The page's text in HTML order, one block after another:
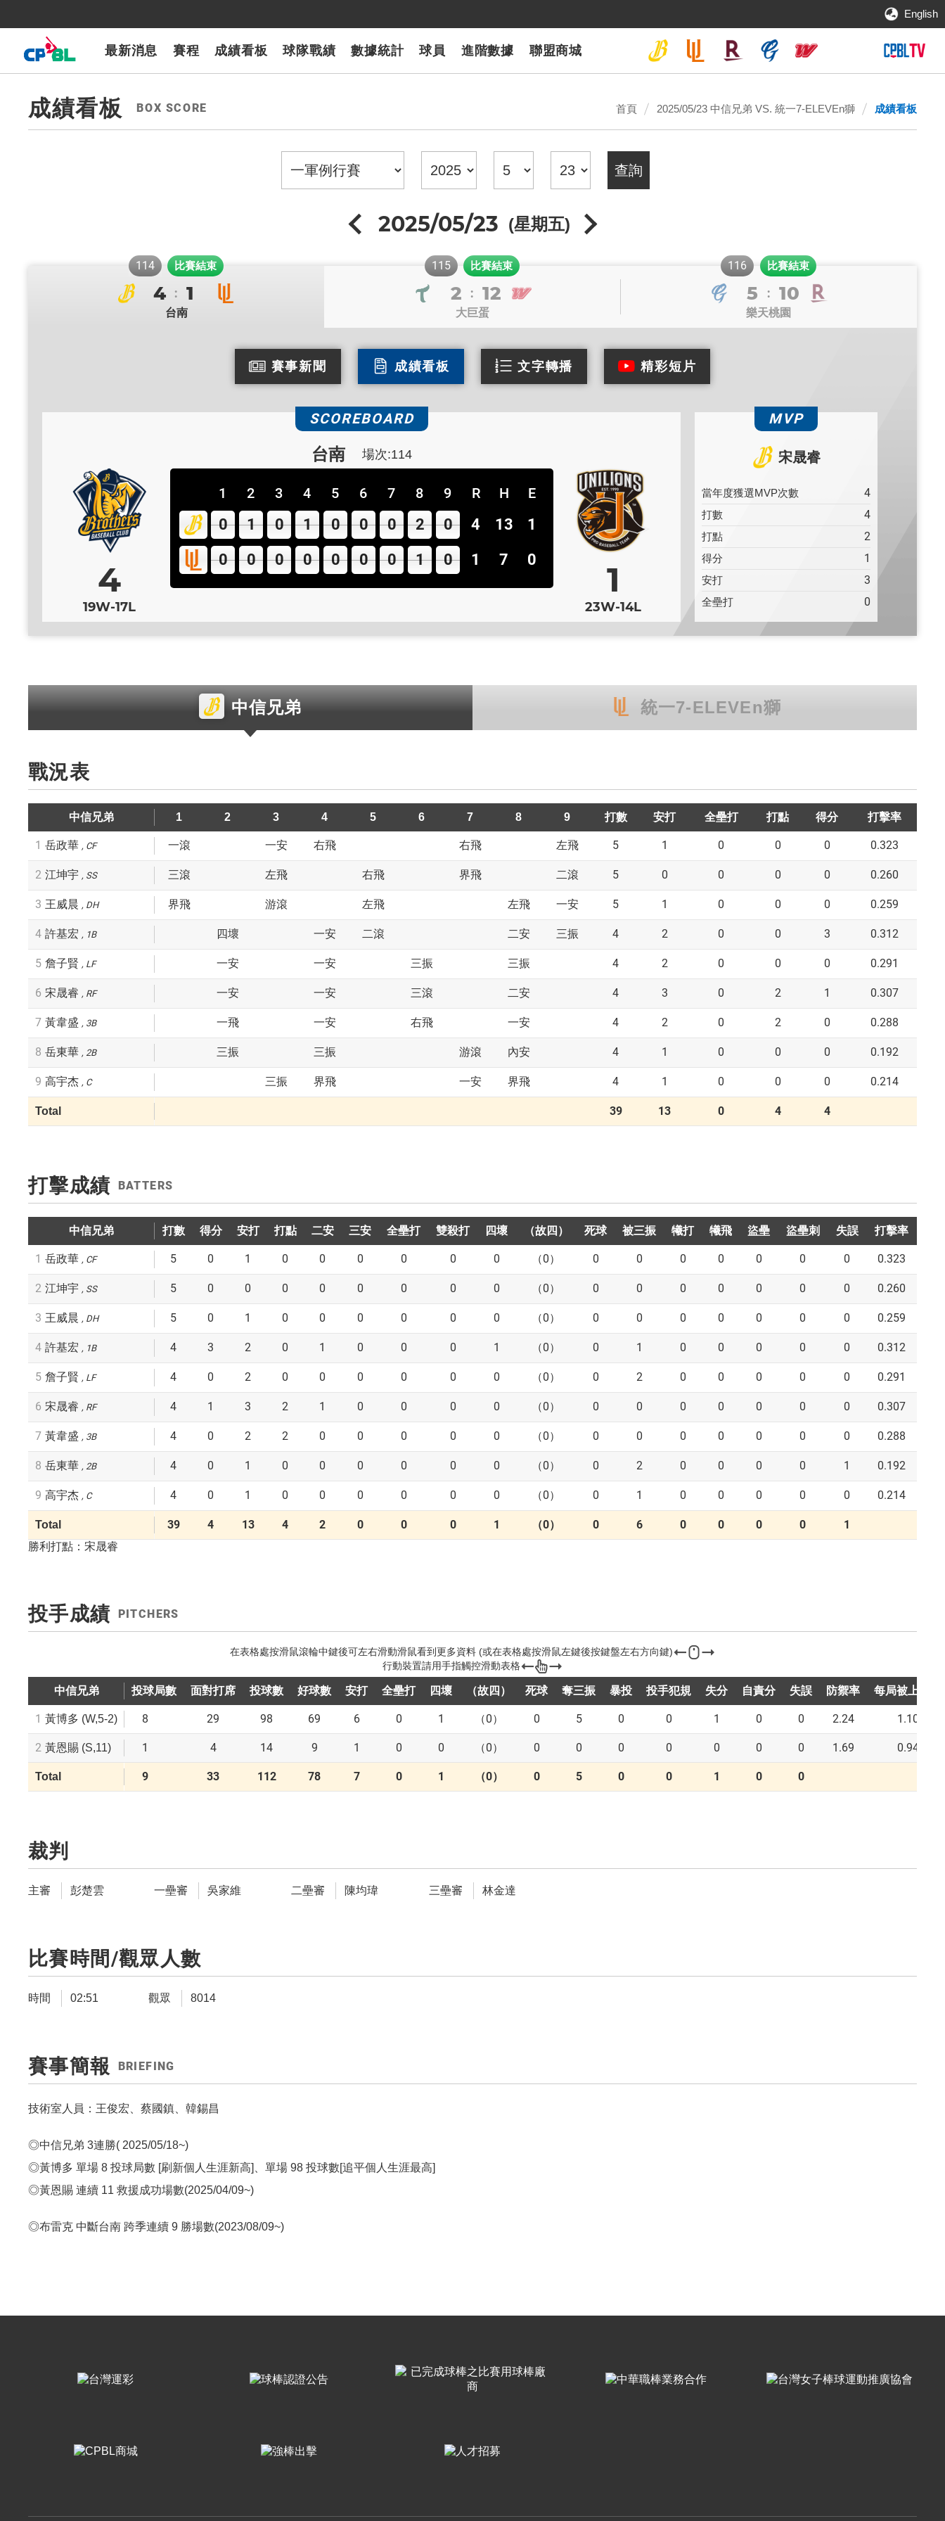
English
最新消息 賽程 成績看板 球隊戰績 數據統計 球員 進階數據 聯盟商城
7-ELEVEn獅
樂天桃猿富邦悍將 味全龍 台鋼雄鷹CPBLTV
成績看板 BOX SCORE 首頁 2025/05/23 中信兄弟 VS. 統一7-ELEVEn獅 成績看板
2025/05/23 (星期五)
114 比賽結束
4 : 1
台南
115 比賽結束
2 : 12
大巨蛋
116 比賽結束
5 : 10
樂天桃園
樂天桃猿
賽事新聞 成績看板 文字轉播 精彩短片
SCOREBOARD
台南 場次:114
4
19W-17L
1 2 3 4 5 6 7 8 9
0 1 0 1 0 0 0 2
0
0
0 0 0 0 0 0 1 0
R H E
4 13
1
1
7 0 1
23W-14L
MVP
宋晟睿
當年度獲選MVP次數 4
打數 4
打點 2
得分 1
安打 3
全壘打 0
中信兄弟 統一7-ELEVEn獅
戰況表
中信兄弟 1 2 3 4 5 6 7 8 9 打數 安打 全壘打 打點 得分 打擊率
1 岳政華 CF 一滾 一安 右飛 右飛 左飛 5 1 0 0 0 0.323
2 江坤宇 SS 三滾 左飛 右飛 界飛 二滾 5 0 0 0 0 0.260
3 王威晨 DH 界飛 游滾 左飛 左飛 一安 5 1 0 0 0 0.259
4 許基宏 1B 四壞 一安 二滾 二安 三振 4 2 0 0 3 0.312
5 詹子賢 LF 一安 一安 三振 三振 4 2 0 0 0 0.291
6 宋晟睿 RF 一安 一安 三滾 二安 4 3 0 2 1 0.307
7 黃韋盛 3B 一飛 一安 右飛 一安 4 2 0 2 0 0.288
8 岳東華 2B 三振 三振 游滾 內安 4 1 0 0 0 0.192
9 高宇杰 C 三振 界飛 一安 界飛 4 1 0 0 0 0.214
Total 39 13 0 4 4
打擊成績 BATTERS
中信兄弟 打數 得分 安打 打點 二安 三安 全壘打 雙殺打 四壞 （故四） 死球 被三振 犧打 犧飛 盜壘 盜壘刺 失誤 打擊率
1 岳政華 CF 5 0 1 0 0 0 0 0 0 （0） 0 0 0 0 0 0 0 0.323
2 江坤宇 SS 5 0 0 0 0 0 0 0 0 （0） 0 0 0 0 0 0 0 0.260
3 王威晨 DH 5 0 1 0 0 0 0 0 0 （0） 0 0 0 0 0 0 0 0.259
4 許基宏 1B 4 3 2 0 1 0 0 0 1 （0） 0 1 0 0 0 0 0 0.312
5 詹子賢 LF 4 0 2 0 0 0 0 0 0 （0） 0 2 0 0 0 0 0 0.291
6 宋晟睿 RF 4 1 3 2 1 0 0 0 0 （0） 0 0 0 0 0 0 0 0.307
7 黃韋盛 3B 4 0 2 2 0 0 0 0 0 （0） 0 0 0 0 0 0 0 0.288
8 岳東華 2B 4 0 1 0 0 0 0 0 0 （0） 0 2 0 0 0 0 1 0.192
9 高宇杰 C 4 0 1 0 0 0 0 0 0 （0） 0 1 0 0 0 0 0 0.214
Total 39 4 13 4 2 0 0 0 1 （0） 0 6 0 0 0 0 1
勝利打點：宋晟睿
投手成績 PITCHERS
中信兄弟 投球局數 面對打席 投球數 好球數 安打 全壘打 四壞 （故四） 死球 奪三振 暴投 投手犯規 失分 自責分 失誤 防禦率 每局被上壘率
1 黃博多 (W,5-2) 8 29 98 69 6 0 1 （0） 0 5 0 0 1 0 0 2.24 1.10
2 黃恩賜 (S,11) 1 4 14 9 1 0 0 （0） 0 0 0 0 0 0 0 1.69 0.94
Total 9 33 112 78 7 0 1 （0） 0 5 0 0 1 0 0
裁判
主審 彭楚雲 一壘審 吳家維 二壘審 陳均瑋 三壘審 林金達
比賽時間/觀眾人數
時間 02:51 觀眾 8014
賽事簡報 BRIEFING
技術室人員：王俊宏、蔡國鎮、韓錫昌
◎中信兄弟 3連勝( 2025/05/18~)
◎黃博多 單場 8 投球局數 [刷新個人生涯新高]、單場 98 投球數[追平個人生涯最高]
◎黃恩賜 連續 11 救援成功場數(2025/04/09~)
◎布雷克 中斷台南 跨季連續 9 勝場數(2023/08/09~)